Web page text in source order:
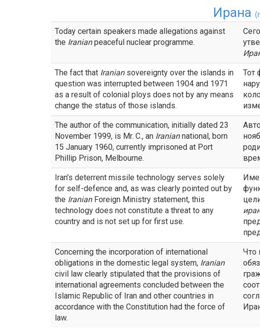
Ирана
Today certain speakers made allegations against
the Iranianpeaceful nuclear programme.
The fact that Iraniansovereignty over the islands in
question was interrupted between 1904 and 1971
as a result of colonial ploys does not by any means
change the status of those islands.
Тот
The author of the communication, initially dated 23
November 1999, is Mr. C., an Iraniannational, born
15 January 1960, currently imprisoned at Port
Phillip Prison, Melbourne.
Iran's deterrent missile technology serves solely
for self-defence and, as was clearly pointed out by
the IranianForeign Ministry statement, this
technology does not constitute a threat to any
country and is not set up for first use.
Concerning the incorporation of international
obligations in the domestic legal system, Iranian
civil law clearly stipulated that the provisions of
international agreements concluded between the
Islamic Republic of Iran and other countries in
accordance with the Constitution had the force of
law.
Что